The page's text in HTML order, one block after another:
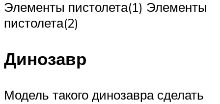
Элементы пистолета(1) Элементы
пистолета(2)
Динозавр
Модель такого динозавра сделать